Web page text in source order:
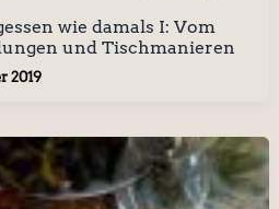
wie damals I: Vom
und Tischmanieren
2019